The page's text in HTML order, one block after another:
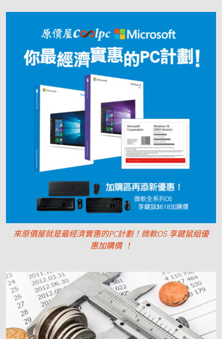
來原價屋就是最經濟實惠的PC計劃！微軟OS 享鍵鼠組優
惠加購價 ！